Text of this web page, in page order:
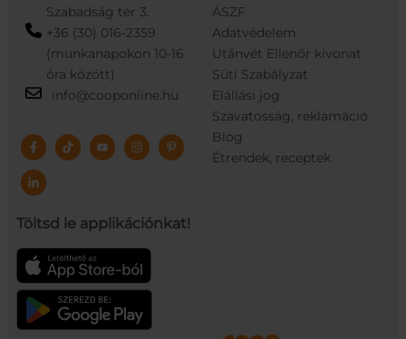
Szabadság tér 3.
+36 (30) 016-2359
(munkanapokon 10-16
óra között)
info@cooponline.hu
Töltsd le applikációnkat!
ÁSZF
Adatvédelem
Utánvét Ellenőr kivonat
Süti Szabályzat
Elállási jog
Szavatosság, reklamáció
Blog
Étrendek, receptek